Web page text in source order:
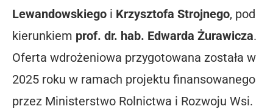
Lewandowskiego i Krzysztofa Strojnego, pod
kierunkiem prof. dr. hab. Edwarda Żurawicza.
Oferta wdrożeniowa przygotowana została w
2025 roku w ramach projektu finansowanego
przez Ministerstwo Rolnictwa i Rozwoju Wsi.